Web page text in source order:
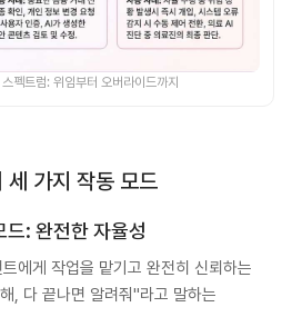
펙트럼: 위임부터 오버라이드까지
세 가지 작동 모드
: 완전한 자율성
에게 작업을 맡기고 완전히 신뢰하는
, 다 끝나면 알려줘"라고 말하는